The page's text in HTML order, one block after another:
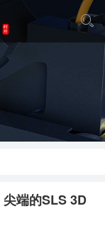
端的SLS 3D